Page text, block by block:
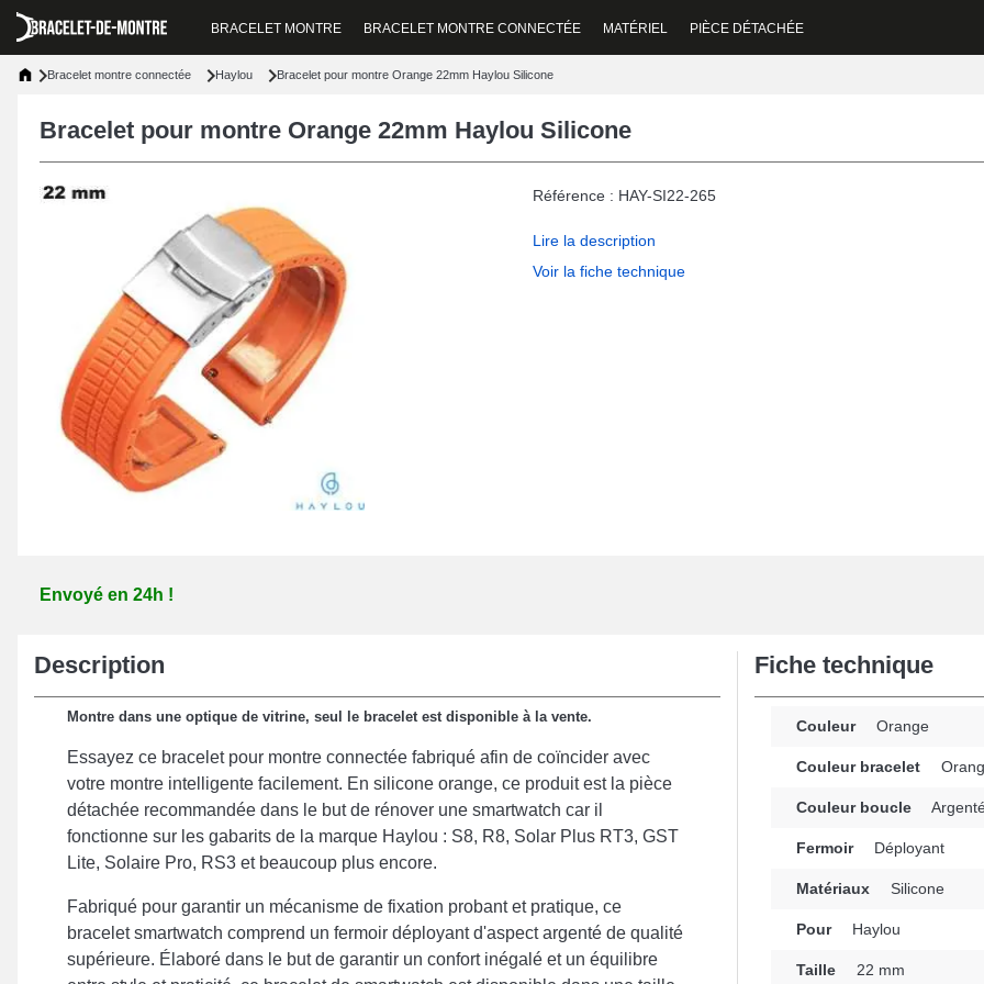
BRACELET MONTRE BRACELET MONTRE CONNECTÉE MATÉRIEL PIÈCE DÉTACHÉE
Bracelet montre connectée Haylou Bracelet pour montre Orange 22mm Haylou Silicone
Bracelet pour montre Orange 22mm Haylou Silicone
Référence : HAY-SI22-265
Lire la description
Voir la fiche technique
Envoyé en 24h !
Description
Montre dans une optique de vitrine, seul le bracelet est disponible à la vente.
Essayez ce bracelet pour montre connectée fabriqué afin de coïncider avec
votre montre intelligente facilement. En silicone orange, ce produit est la pièce
détachée recommandée dans le but de rénover une smartwatch car il
fonctionne sur les gabarits de la marque Haylou : S8, R8, Solar Plus RT3, GST
Lite, Solaire Pro, RS3 et beaucoup plus encore.
Fabriqué pour garantir un mécanisme de fixation probant et pratique, ce
bracelet smartwatch comprend un fermoir déployant d'aspect argenté de qualité
supérieure. Élaboré dans le but de garantir un confort inégalé et un équilibre
Fiche technique
Couleur Orange
Couleur bracelet
Couleur boucle
Fermoir Déployant
Matériaux Silicone
Pour Haylou
Taille 22 mm